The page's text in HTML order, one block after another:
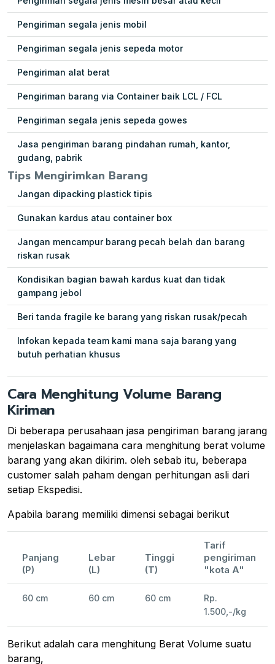
Pengiriman segala jenis mobil
Pengiriman segala jenis sepeda motor
Pengiriman alat berat
Pengiriman barang via Container baik LCL / FCL
Pengiriman segala jenis sepeda gowes
Jasa pengiriman barang pindahan rumah, kantor,
gudang, pabrik
Tips Mengirimkan Barang
Jangan dipacking plastick tipis
Gunakan kardus atau container box
Jangan mencampur barang pecah belah dan barang
riskan rusak
Kondisikan bagian bawah kardus kuat dan tidak
gampang jebol
Beri tanda fragile ke barang yang riskan rusak/pecah
Infokan kepada team kami mana saja barang yang
butuh perhatian khusus
Cara Menghitung Volume Barang
Kiriman
Di beberapa perusahaan jasa pengiriman barang jarang
menjelaskan bagaimana cara menghitung berat volume
barang yang akan dikirim. oleh sebab itu, beberapa
customer salah paham dengan perhitungan asli dari
setiap Ekspedisi.
Apabila barang memiliki dimensi sebagai berikut
Panjang
(P)
Lebar
(L)
Tinggi
(T)
Tarif
pengiriman
"kota A"
60 cm 60 cm 60 cm
Rp.
1.500,-/kg
Berikut adalah cara menghitung Berat Volume suatu
barang,